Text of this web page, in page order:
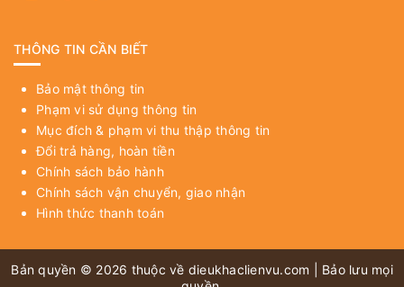
THÔNG TIN CẦN BIẾT
Bảo mật thông tin
Phạm vi sử dụng thông tin
Mục đích & phạm vi thu thập thông tin
Đổi trả hàng, hoàn tiền
Chính sách bảo hành
Chính sách vận chuyển, giao nhận
Hình thức thanh toán
Bản quyền © 2026 thuộc về dieukhaclienvu.com | Bảo lưu mọi